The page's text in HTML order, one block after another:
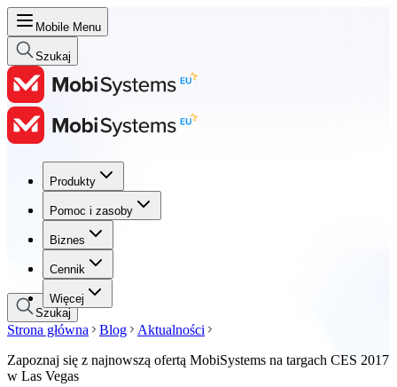
Mobile Menu
Szukaj
Produkty
Pomoc i zasoby
Biznes
Cennik
Więcej
Produkty
Pomoc i zasoby
Biznes
Cennik
Szukaj
Strona główna Blog
Aktualności
Zapoznaj się z najnowszą ofertą MobiSystems na targach CES 2017
w Las Vegas